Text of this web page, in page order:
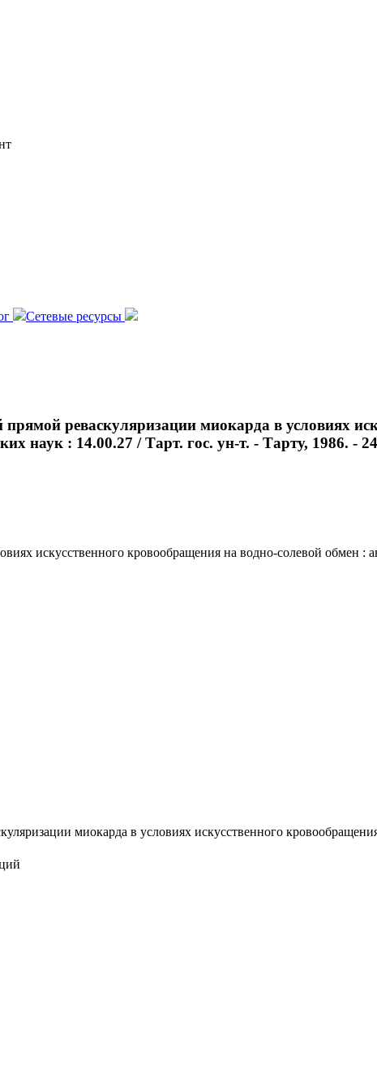
Сетевые ресурсы
реваскуляризации миокарда в условиях
наук : 14.00.27 / Тарт. гос. ун-т. - Тарту, 1986. -
искусственного кровообращения на водно-солевой обмен :
миокарда в условиях искусственного